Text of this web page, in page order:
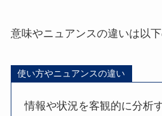
意味やニュアンスの違いは以下
使い方やニュアンスの違い
情報や状況を客観的に分析